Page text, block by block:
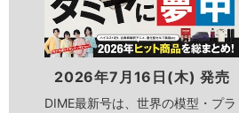
2026年7月16日(木) 発売
DIME最新号は、世界の模型・プラ